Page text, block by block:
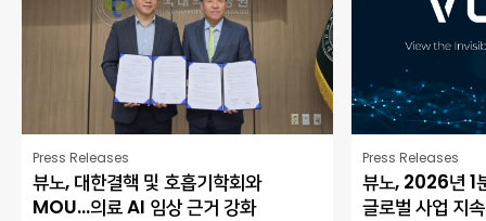
Press Releases
뷰노, 대한결핵 및 호흡기학회와
MOU…의료 AI 임상 근거 강화
Press Releases
뷰노, 2026년 1
글로벌 사업 지